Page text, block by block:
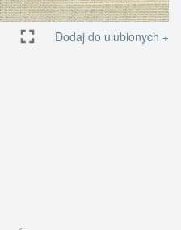
Dodaj do ulubionych +